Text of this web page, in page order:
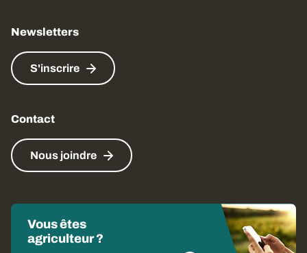
Newsletters
S'inscrire
Contact
Nous joindre
Vous êtes
agriculteur ?